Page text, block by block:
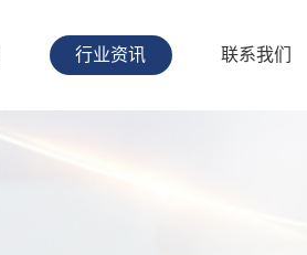
行业资讯 联系我们